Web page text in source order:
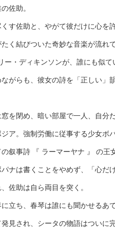
佐助。
す佐助と、やがて彼だけに心を許
く結びついた奇妙な音楽が流れて
・ディキンソンが、誰にも似て
がらも、彼女の詩を「正しい」
を閉め、暗い部屋で一人、自分
ア。強制労働に従事する少女ボ
叙事詩 『 ラーマーヤナ 』 の王
ナは書くことをやめず、「心だ
佐助は自ら両目を突く。
立ち、春琴は誰にも聞かせるあ
見され、シータの物語はついに完